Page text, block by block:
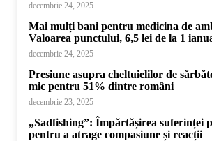
decembrie 24, 2025
Mai mulți bani pentru medicina de
Valoarea punctului, 6,5 lei de la 1
decembrie 24, 2025
Presiune asupra cheltuielilor de
mic pentru 51% dintre români
decembrie 23, 2025
„Sadfishing”: Împărtășirea suferinței
pentru a atrage compasiune și reacții